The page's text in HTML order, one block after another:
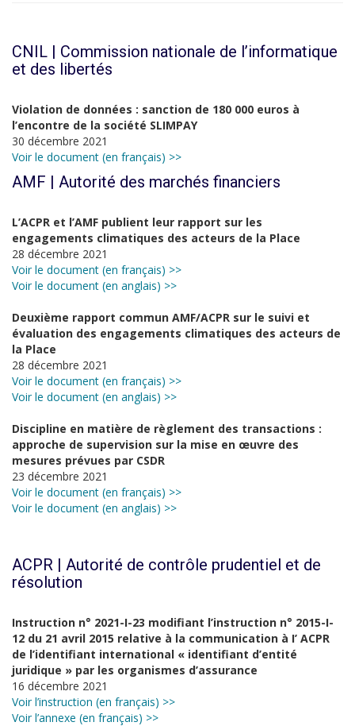
CNIL | Commission nationale de l’informatique
et des libertés
Violation de données : sanction de 180 000 euros à
l’encontre de la société SLIMPAY
30 décembre 2021
Voir le document (en français) >>
AMF | Autorité des marchés financiers
L’ACPR et l’AMF publient leur rapport sur les
engagements climatiques des acteurs de la Place
28 décembre 2021
Voir le document (en français) >>
Voir le document (en anglais) >>
Deuxième rapport commun AMF/ACPR sur le suivi et
évaluation des engagements climatiques des acteurs de
la Place
28 décembre 2021
Voir le document (en français) >>
Voir le document (en anglais) >>
Discipline en matière de règlement des transactions :
approche de supervision sur la mise en œuvre des
mesures prévues par CSDR
23 décembre 2021
Voir le document (en français) >>
Voir le document (en anglais) >>
ACPR | Autorité de contrôle prudentiel et de
résolution
Instruction n° 2021-I-23 modifiant l’instruction n° 2015-I-
12 du 21 avril 2015 relative à la communication à I’ ACPR
de l’identifiant international « identifiant d’entité
juridique » par les organismes d’assurance
16 décembre 2021
Voir l’instruction (en français) >>
Voir l’annexe (en français) >>